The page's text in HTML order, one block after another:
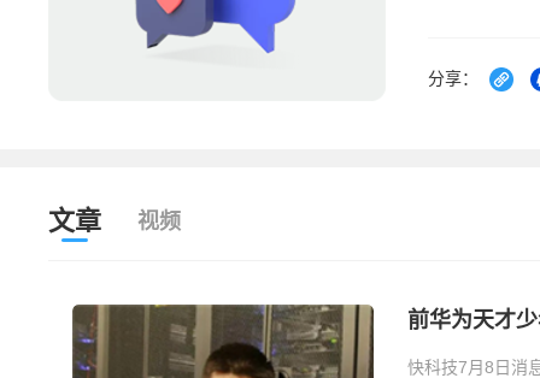
分享：
文章 视频
前华为天才
快科技7月8日消